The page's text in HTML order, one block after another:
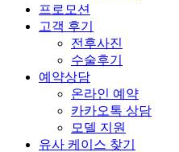
프로모션
고객 후기
전후사진
수술후기
예약상담
온라인 예약
카카오톡 상담
모델 지원
유사 케이스 찾기